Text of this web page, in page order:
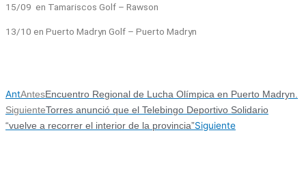
15/09 en Tamariscos Golf – Rawson
13/10 en Puerto Madryn Golf – Puerto Madryn
AntAntesEncuentro Regional de Lucha Olímpica en Puerto Madryn.
SiguienteTorres anunció que el Telebingo Deportivo Solidario
“vuelve a recorrer el interior de la provincia”Siguiente